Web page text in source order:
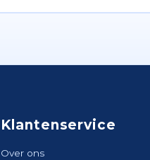
Klantenservice
Over ons